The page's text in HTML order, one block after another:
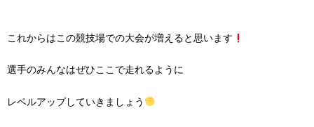
これからはこの競技場での大会が増えると思います
選手のみんなはぜひここで走れるように
レベルアップしていきましょう